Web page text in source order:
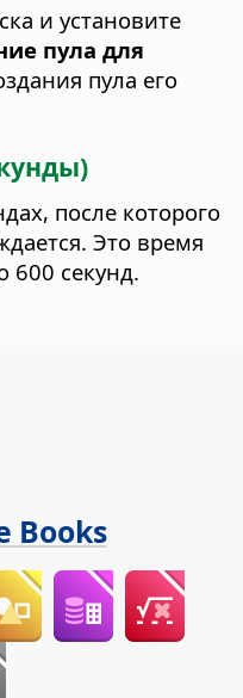
и установите
пула для
пула его
после которого
Это время
600 секунд.
Books